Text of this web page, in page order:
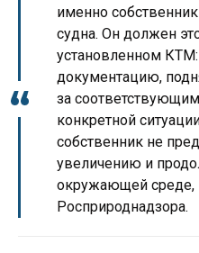
именно
судна. Он должен
установленном
документацию,
за
конкретной
собственник не
увеличению и
окружающей среде,
Росприроднадзора.